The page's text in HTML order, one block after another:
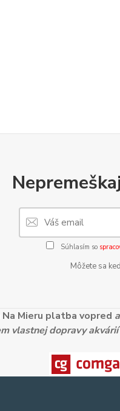
Súhlasím so
Môžete sa
Mieru platba vopred
vlastnej dopravy